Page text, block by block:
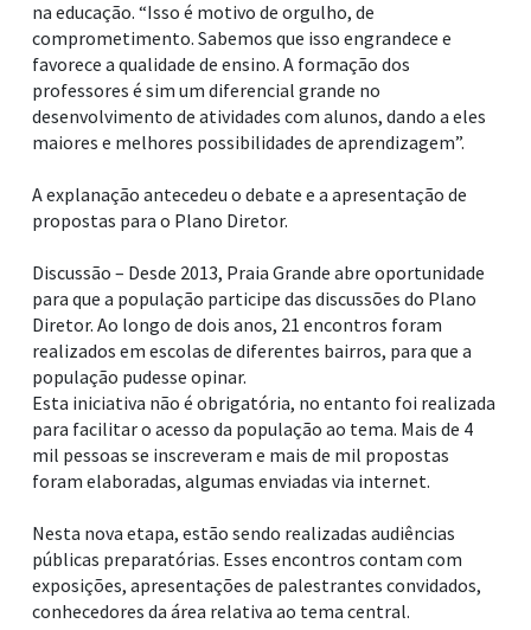
na educação. “Isso é motivo de orgulho, de
comprometimento. Sabemos que isso engrandece e
favorece a qualidade de ensino. A formação dos
professores é sim um diferencial grande no
desenvolvimento de atividades com alunos, dando a eles
maiores e melhores possibilidades de aprendizagem”.
A explanação antecedeu o debate e a apresentação de
propostas para o Plano Diretor.
Discussão – Desde 2013, Praia Grande abre oportunidade
para que a população participe das discussões do Plano
Diretor. Ao longo de dois anos, 21 encontros foram
realizados em escolas de diferentes bairros, para que a
população pudesse opinar.
Esta iniciativa não é obrigatória, no entanto foi realizada
para facilitar o acesso da população ao tema. Mais de 4
mil pessoas se inscreveram e mais de mil propostas
foram elaboradas, algumas enviadas via internet.
Nesta nova etapa, estão sendo realizadas audiências
públicas preparatórias. Esses encontros contam com
exposições, apresentações de palestrantes convidados,
conhecedores da área relativa ao tema central.